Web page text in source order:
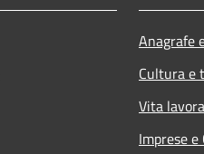
Anagrafe
Cultura e
Vita
Imprese e